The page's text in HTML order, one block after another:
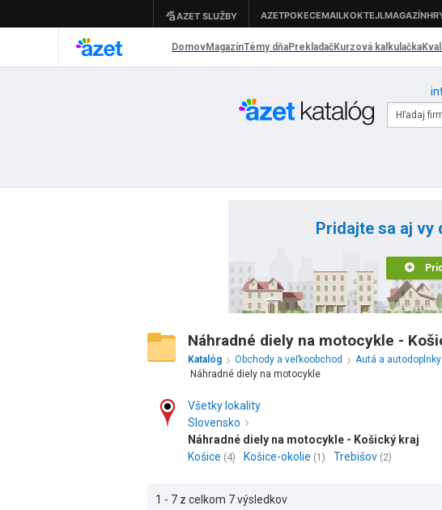
Pridajte sa aj vy
Náhradné diely na motocykle -
Katalóg
Obchody a veľkoobchod Autá a autodoplnky
Náhradné diely na motocykle
Všetky lokality
Slovensko
Náhradné diely na motocykle - Košický kraj
Košice (4) Košice-okolie (1) Trebišov (2)
1 - 7 z celkom 7 výsledkov